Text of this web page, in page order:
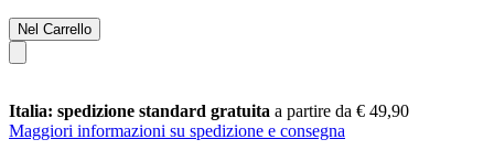
Nel Carrello
Italia: spedizione standard gratuita a partire da € 49,90
Maggiori informazioni su spedizione e consegna